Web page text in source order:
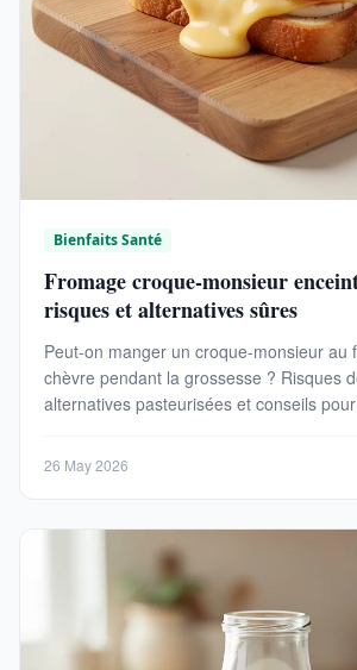
Bienfaits Santé
Fromage croque-monsieur
risques et alternatives sûres
Peut-on manger un croque-monsieur au
chèvre pendant la grossesse ? Risques
alternatives pasteurisées et conseils
26 May 2026